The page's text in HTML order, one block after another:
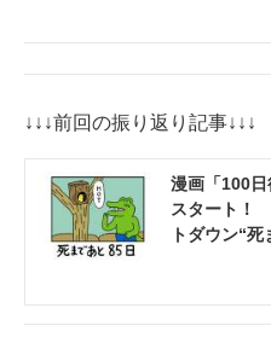
モノづくり技術者専門サイト
エレクトロニクス専門サイト
電子設計の基本と応用
↓↓↓前回の振り返り記事↓↓↓
漫画「100
スタート！
トダウン“